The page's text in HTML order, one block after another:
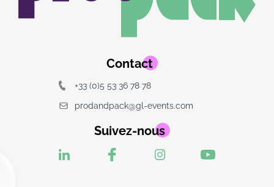
Contact
+33 (0)5 53 36 78 78
prodandpack@gl-events.com
Suivez-nous